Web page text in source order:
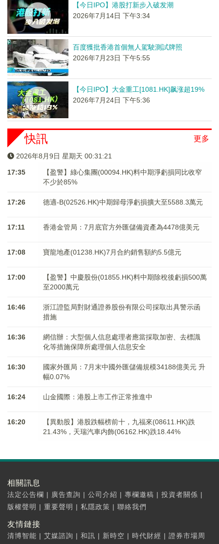
【今日IPO】港股打新步入破发潮
2026年7月14日 下午3:34
百度獲批香港首個無人駕駛測試牌照
2026年7月23日 下午5:55
【今日IPO】大金重工[1081.HK]飙涨超19%
2026年7月24日 下午5:36
更多
快訊
2026年8月9日 星期天 00:31:22
17:35
【盈警】綠心集團(00094.HK)料中期淨虧損同比收窄
不少於85%
17:26 德適-B(02526.HK)中期歸母淨虧損擴大至5588.3萬元
17:11 香港金管局：7月底官方外匯儲備資產為4478億美元
17:08 寶龍地產(01238.HK)7月合約銷售額約5.5億元
17:00
【盈警】中慶股份(01855.HK)料中期除稅後虧損500萬
至2000萬元
16:46
浙江證監局對財通證券股份有限公司採取出具警示函
措施
16:36
網信辦：大型個人信息處理者應當採取加密、去標識
化等措施保障所處理個人信息安全
16:30
國家外匯局：7月末中國外匯儲備規模34188億美元 升
幅0.07%
16:24 山金國際：港股上市工作正常推進中
16:20
【異動股】港股跌幅榜前十，九福來(08611.HK)跌
21.43%，天瑞汽車内飾(06162.HK)跌18.44%
相關訊息
法定公告欄 | 廣告查詢 | 公司介紹 | 專欄邀稿 | 投資者關係 |
版權聲明 | 重要聲明 | 私隱政策 | 聯絡我們
友情鏈接
清博智能 | 艾媒諮詢 | 和訊 | 新時空 | 時代財經 | 證券市場周